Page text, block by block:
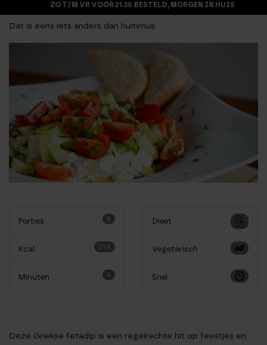
ZO T/M VR VOOR 21.30 BESTELD, MORGEN IN HUIS
Dat is eens iets anders dan hummus
Porties 8
Kcal 278
Minuten 5
Dieet
Vegetarisch
Snel
Deze Griekse fetadip is een regelrechte hit op feestjes en